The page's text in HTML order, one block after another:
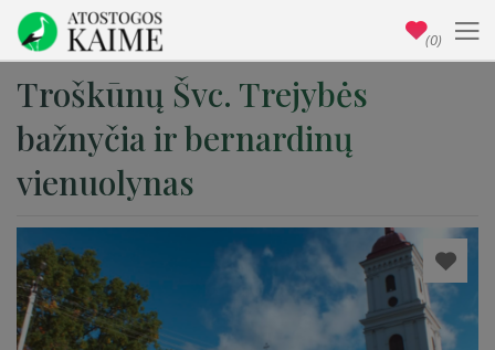
Troškūnų Švc. Trejybės
bažnyčia ir bernardinų
vienuolynas
(0)